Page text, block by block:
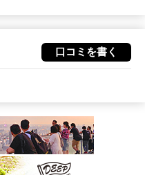
口コミを書く